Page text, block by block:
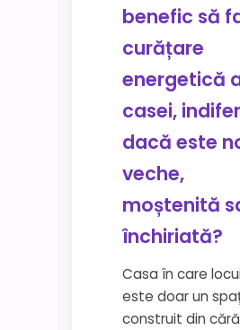
benefic să
curățare
energetică
casei,
dacă este
veche,
moștenită
închiriată?
Casa în care
este doar un
construit din